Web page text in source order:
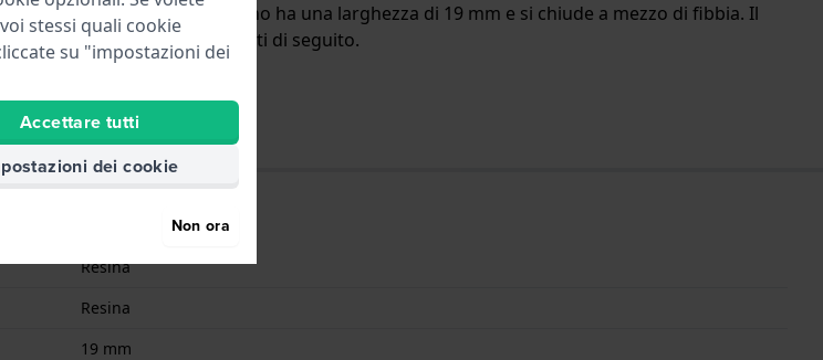
di perni a molla. Il cinturino ha una larghezza di 19 mm e si chiude a mezzo di fibbia. Il
solo per gli orologi elencati di seguito.
Resina
Resina
19 mm
stessi quali cookie
su "impostazioni dei
Accettare tutti
dei cookie
Non ora